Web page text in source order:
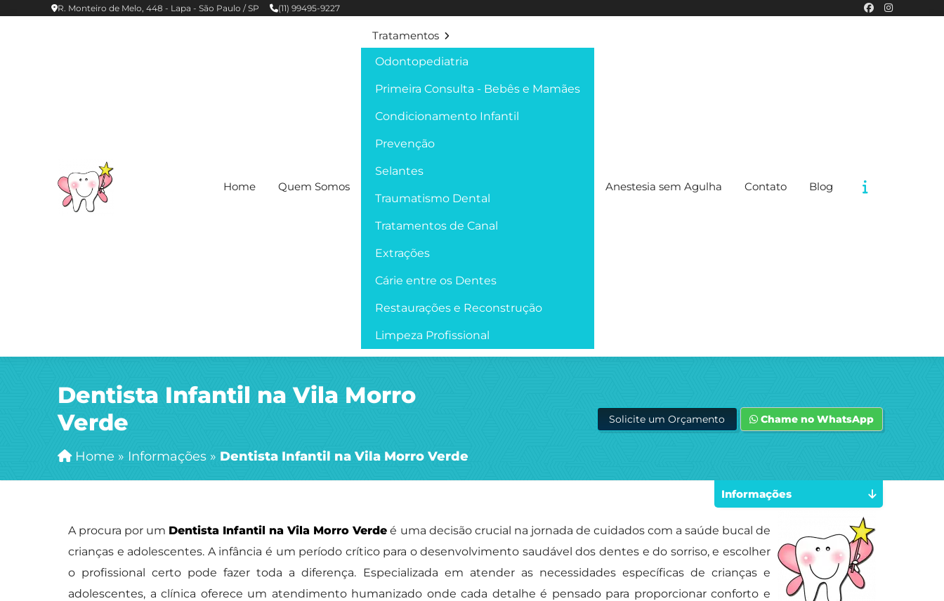
R. Monteiro de Melo, 448 - Lapa - São Paulo / SP (11) 99495-9227
Home Quem Somos
Tratamentos
Odontopediatria
Primeira Consulta - Bebês e Mamães
Condicionamento Infantil
Prevenção
Selantes
Traumatismo Dental
Tratamentos de Canal
Extrações
Cárie entre os Dentes
Restaurações e Reconstrução
Limpeza Profissional
Anestesia sem Agulha Contato Blog
Dentista Infantil na Vila Morro
Verde
Home » Informações » Dentista Infantil na Vila Morro Verde
Solicite um Orçamento Chame no WhatsApp
A procura por um Dentista Infantil na Vila Morro Verde é uma decisão crucial na jornada de cuidados com a saúde bucal de
crianças e adolescentes. A infância é um período crítico para o desenvolvimento saudável dos dentes e do sorriso, e escolher
o profissional certo pode fazer toda a diferença. Especializada em atender as necessidades específicas de crianças e
adolescentes, a clínica oferece um atendimento humanizado onde cada detalhe é pensado para proporcionar conforto e
Informações